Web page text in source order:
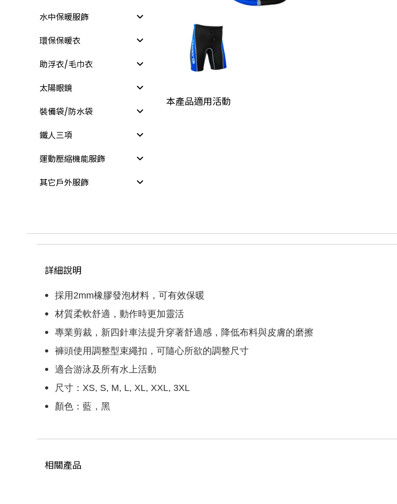
本產品適用活動
水中保暖服飾
環保保暖衣
助浮衣/毛巾衣
太陽眼鏡
裝備袋/防水袋
鐵人三項
運動壓縮機能服飾
其它戶外服飾
詳細說明
採用2mm橡膠發泡材料，可有效保暖
材質柔軟舒適，動作時更加靈活
專業剪裁，新四針車法提升穿著舒適感，降低布料與皮膚的磨擦
褲頭使用調整型束繩扣，可隨心所欲的調整尺寸
適合游泳及所有水上活動
尺寸：XS, S, M, L, XL, XXL, 3XL
顏色：藍，黑
相關產品